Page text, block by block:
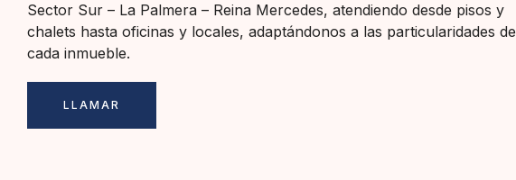
Sector Sur – La Palmera – Reina Mercedes, atendiendo desde pisos y
chalets hasta oficinas y locales, adaptándonos a las particularidades de
cada inmueble.
LLAMAR